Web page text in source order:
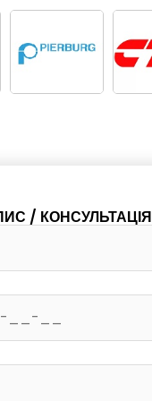
/ КОНСУЛЬТАЦІЯ